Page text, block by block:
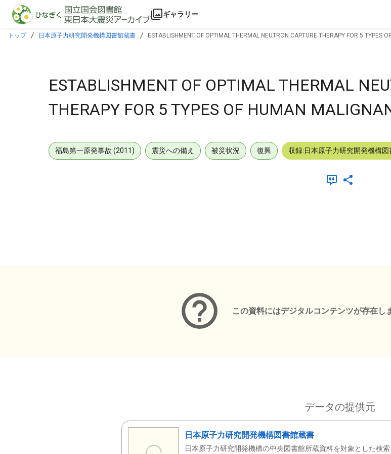
本文に飛ぶ
ギャラリー
トップ 日本原子力研究開発機構図書館蔵書 ESTABLISHMENT OF OPTIMAL THERMAL NEUTRON CAPTURE THERAPY FOR 5 TYPES
ESTABLISHMENT OF OPTIMAL THERMAL
THERAPY FOR 5 TYPES OF HUMAN
福島第一原発事故 (2011) 震災への備え 被災状況 復興 収録:日本原子力研究開発機構
この資料にはデジタルコンテンツが存在し
データの提供元
日本原子力研究開発機構図書館蔵書
日本原子力研究開発機構の中央図書館所蔵資料を対象とした検